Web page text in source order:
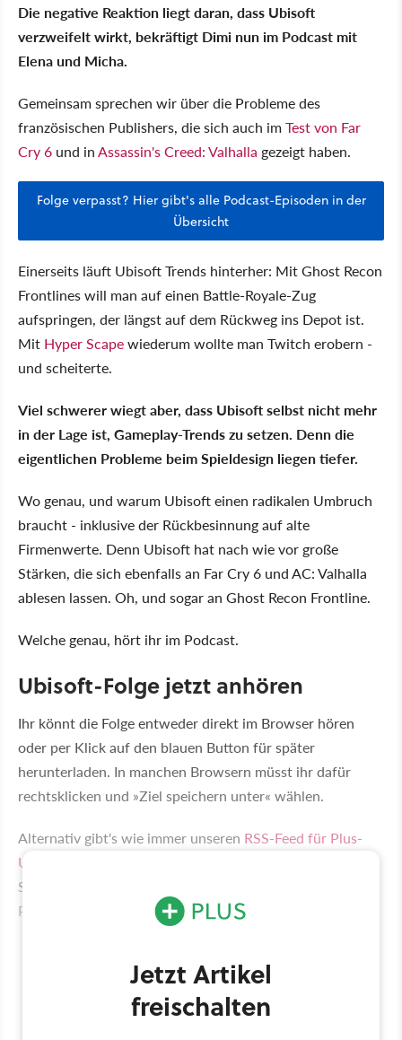
Die negative Reaktion liegt daran, dass Ubisoft
verzweifelt wirkt, bekräftigt Dimi nun im Podcast mit
Elena und Micha.
Gemeinsam sprechen wir über die Probleme des
französischen Publishers, die sich auch imTest von Far
Cry 6 und inAssassin's Creed: Valhalla gezeigt haben.
Folge verpasst? Hier gibt's alle Podcast-Episoden in der
Übersicht
Einerseits läuft Ubisoft Trends hinterher: Mit Ghost Recon
Frontlines will man auf einen Battle-Royale-Zug
aufspringen, der längst auf dem Rückweg ins Depot ist.
Mit Hyper Scapewiederum wollte man Twitch erobern -
und scheiterte.
Viel schwerer wiegt aber, dass Ubisoft selbst nicht mehr
in der Lage ist, Gameplay-Trends zu setzen. Denn die
eigentlichen Probleme beim Spieldesign liegen tiefer.
Wo genau, und warum Ubisoft einen radikalen Umbruch
braucht - inklusive der Rückbesinnung auf alte
Firmenwerte. Denn Ubisoft hat nach wie vor große
Stärken, die sich ebenfalls an Far Cry 6 und AC: Valhalla
ablesen lassen. Oh, und sogar an Ghost Recon Frontline.
Welche genau, hört ihr im Podcast.
Ubisoft-Folge jetzt anhören
Ihr könnt die Folge entweder direkt im Browser hören
oder per Klick auf den blauen Button für später
herunterladen. In manchen Browsern müsst ihr dafür
rechtsklicken und »Ziel speichern unter« wählen.
Alternativ gibt's wie immer unseren RSS-Feed für Plus-
User
Smartphone laden könnt. PlusWeiter mit GameStar
PlusSnippet (Sonstiges):
Jetzt Artikel
freischalten